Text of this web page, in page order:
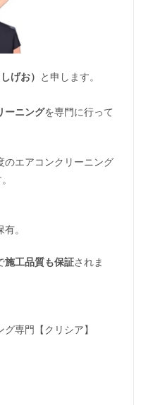
げお）
と申します。
ーニングを専門に行って
のエアコンクリーニング
有。
施工品質も保証されま
専門【クリシア】